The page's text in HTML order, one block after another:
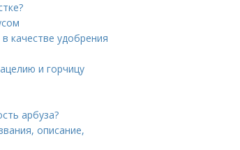
качестве удобрения
и горчицу
арбуза?
описание,